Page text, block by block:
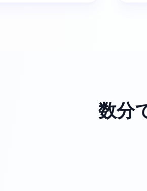
数分